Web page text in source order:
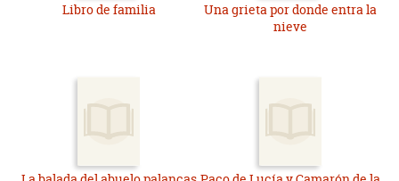
Libro de familia
Una grieta por donde entra la
nieve